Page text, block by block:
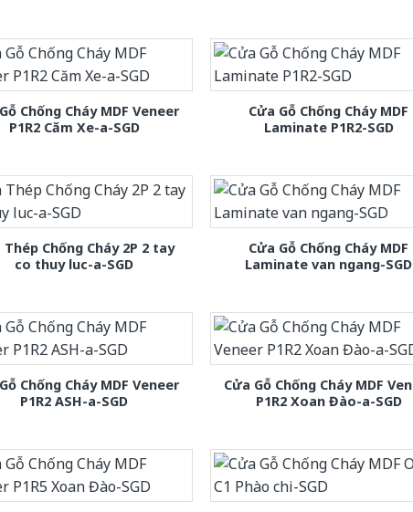
Chống Cháy MDF Veneer
P1R2 Căm Xe-a-SGD
Cửa Gỗ Chống Cháy MDF
Laminate P1R2-SGD
Thép Chống Cháy 2P 2 tay
co thuy luc-a-SGD
Cửa Gỗ Chống Cháy MDF
Laminate van ngang-SGD
Chống Cháy MDF Veneer
P1R2 ASH-a-SGD
Cửa Gỗ Chống Cháy MDF
P1R2 Xoan Đào-a-SGD